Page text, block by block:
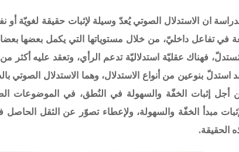
ان الاستدلال الصوتي يُعدّ وسيلة لإثبات حقيقة لغويّة أو
في تفاعل داخليّ، من خلال مستوياتها التي يكمل بعضها بعضا
فهناك عقليّة استدلاليّة تدعم الرأي، وتعقد عليه
استدلّ بنوعين من أنواع الاستدلال، وهما الاستدلال الصوتي
أجل إثبات الخفّة والسهولة في النُطق، في الموضوعات
مبدأ الخفّة والسهولة، ولإعطاء تصوّر عن الثقل
الحقيقة.